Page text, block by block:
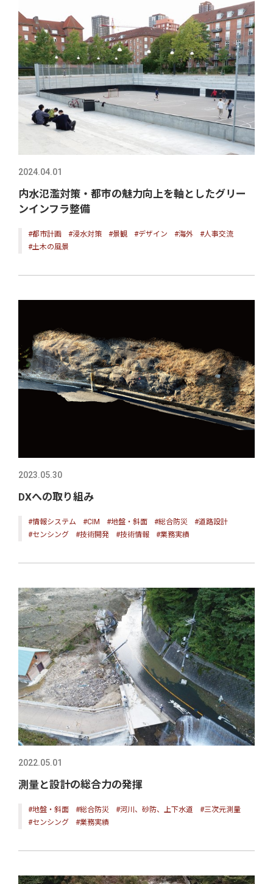
2024.04.01
内水氾濫対策・都市の魅力向上を軸としたグリー
ンインフラ整備
#都市計画 #浸水対策 #景観 #デザイン #海外
#人事交流
#土木の風景
2023.05.30
DXへの取り組み
#情報システム #CIM #地盤・斜面 #総合防災
#道路設計
#センシング
#技術開発 #技術情報 #業務実績
2022.05.01
測量と設計の総合力の発揮
#地盤・斜面 #総合防災 #河川、砂防、上下水道
#三次元測量
#センシング
#業務実績